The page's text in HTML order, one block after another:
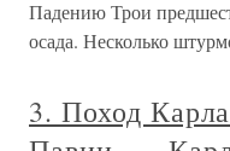
Падению Трои
осада. Несколько
3. Поход